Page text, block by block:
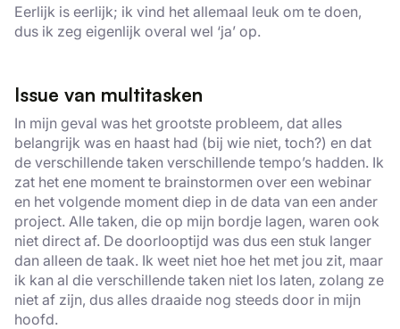
Eerlijk is eerlijk; ik vind het allemaal leuk om te doen,
dus ik zeg eigenlijk overal wel ‘ja’ op.
Issue van multitasken
In mijn geval was het grootste probleem, dat alles
belangrijk was en haast had (bij wie niet, toch?) en dat
de verschillende taken verschillende tempo’s hadden. Ik
zat het ene moment te brainstormen over een webinar
en het volgende moment diep in de data van een ander
project. Alle taken, die op mijn bordje lagen, waren ook
niet direct af. De doorlooptijd was dus een stuk langer
dan alleen de taak. Ik weet niet hoe het met jou zit, maar
ik kan al die verschillende taken niet los laten, zolang ze
niet af zijn, dus alles draaide nog steeds door in mijn
hoofd.